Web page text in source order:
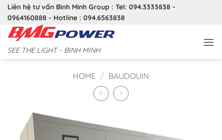
Bỏ
qua
nội
dung
Liên hệ tư vấn Bình Minh Group : Tel: 094.3333838 -
0964160888 - Hotline : 094.6563838
SEE THE LIGHT - BINH MINH
HOME / BAUDOUIN